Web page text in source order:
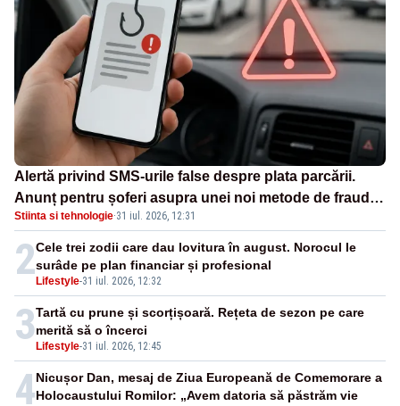
Alertă privind SMS-urile false despre plata parcării.
Anunț pentru șoferi asupra unei noi metode de fraudă
online
Stiinta si tehnologie·31 iul. 2026, 12:31
2Lifestyle-31 iul. 2026, 12:32
Cele trei zodii care dau lovitura în august. Norocul le
surâde pe plan financiar și profesional
3Lifestyle-31 iul. 2026, 12:45
Tartă cu prune și scorțișoară. Rețeta de sezon pe care
merită să o încerci
4Nicușor Dan, mesaj de Ziua Europeană de Comemorare a
Holocaustului Romilor: „Avem datoria să păstrăm vie